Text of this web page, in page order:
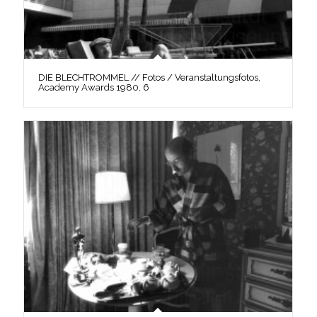
DIE BLECHTROMMEL // Fotos / Veranstaltungsfotos,
Academy Awards 1980, 6